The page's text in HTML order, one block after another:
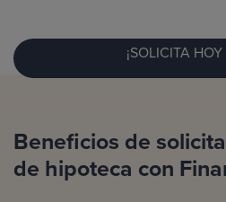
¡SOLICITA
Beneficios de
de hipoteca con